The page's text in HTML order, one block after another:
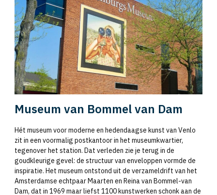
Museum van Bommel van Dam
Hét museum voor moderne en hedendaagse kunst van Venlo
zit in een voormalig postkantoor in het museumkwartier,
tegenover het station. Dat verleden zie je terug in de
goudkleurige gevel: de structuur van enveloppen vormde de
inspiratie. Het museum ontstond uit de verzameldrift van het
Amsterdamse echtpaar Maarten en Reina van Bommel-van
Dam, dat in 1969 maar liefst 1100 kunstwerken schonk aan de